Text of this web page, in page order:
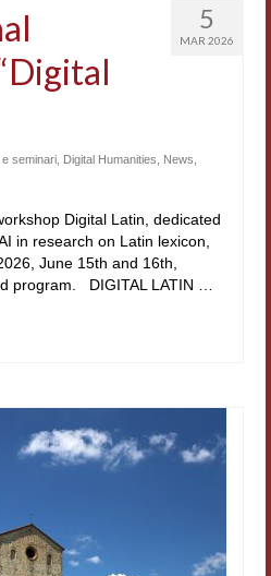
medioevale
5
MAR 2026
seminari Digital Humanities News
Digital Latin, dedicated
in research on Latin lexicon,
June 15th and 16th,
program. DIGITAL LATIN …